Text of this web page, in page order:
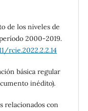
de los niveles de
2000-2019.
rcie.2022.2.2.14
básica regular
inédito).
relacionados con